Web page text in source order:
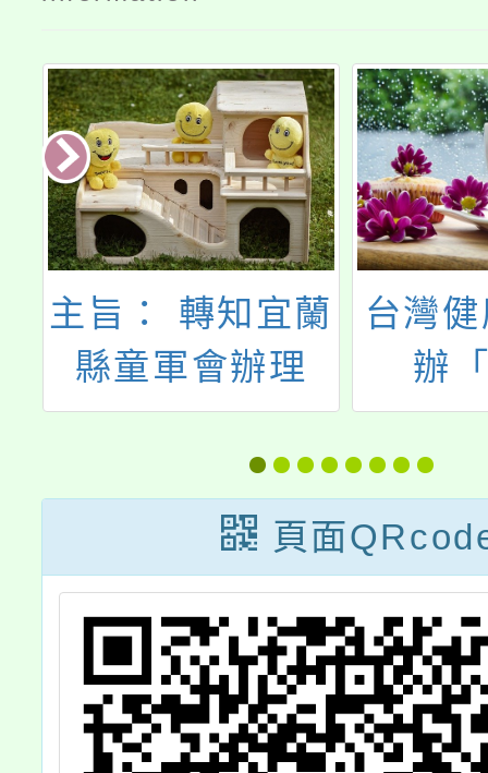
主旨： 轉知宜蘭
縣童軍會辦理
「113年全國社
區童軍大露營活
動」實施計畫，
請鼓勵踴躍報名
參加
台灣
辦
Girls!
理教
賽」
頁面